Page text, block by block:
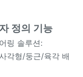
정의 기능
링 솔루션:
각형/둥근/육각 배